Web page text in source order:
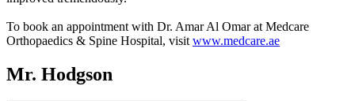
To book an appointment with Dr. Amar Al Omar at Medcare
Orthopaedics & Spine Hospital, visit www.medcare.ae
Mr. Hodgson